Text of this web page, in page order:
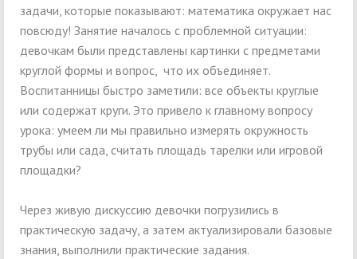
задачи, которые показывают: математика окружает нас
повсюду! Занятие началось с проблемной ситуации:
девочкам были представлены картинки с предметами
круглой формы и вопрос, что их объединяет.
Воспитанницы быстро заметили: все объекты круглые
или содержат круги. Это привело к главному вопросу
урока: умеем ли мы правильно измерять окружность
трубы или сада, считать площадь тарелки или игровой
площадки?
Через живую дискуссию девочки погрузились в
практическую задачу, а затем актуализировали базовые
знания, выполнили практические задания.